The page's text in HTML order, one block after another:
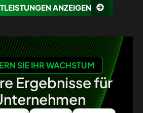
ANZEIGEN
SIE IHR WACHSTUM
Ergebnisse für